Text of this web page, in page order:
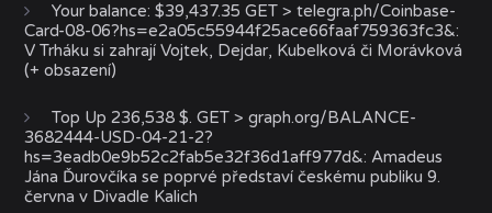
Your balance: $39,437.35 GET > telegra.ph/Coinbase-
Card-08-06?hs=e2a05c55944f25ace66faaf759363fc3&:
V Trháku si zahrají Vojtek, Dejdar, Kubelková či Morávková
(+ obsazení)
Top Up 236,538 $. GET > graph.org/BALANCE-
3682444-USD-04-21-2?
hs=3eadb0e9b52c2fab5e32f36d1aff977d&:Amadeus
Jána Ďurovčíka se poprvé představí českému publiku 9.
června v Divadle Kalich